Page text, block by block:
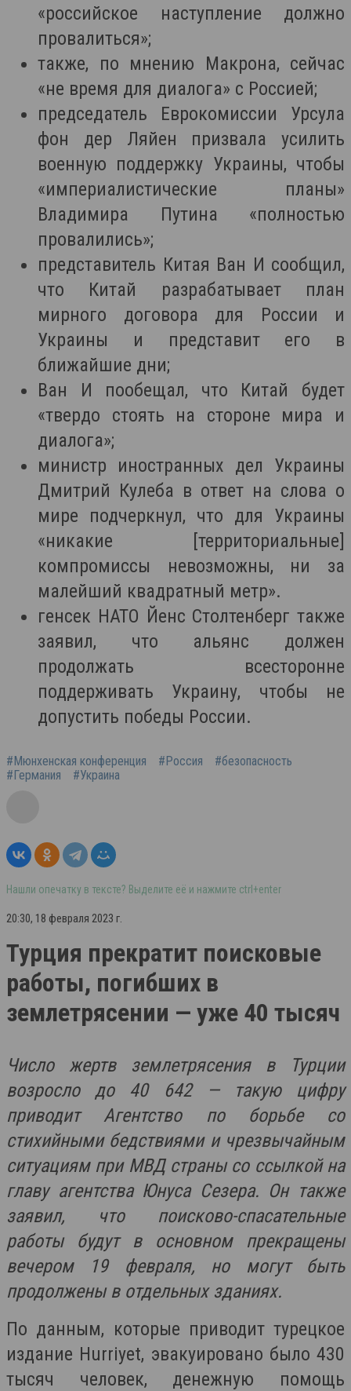
«российское наступление должно
провалиться»;
также, по мнению Макрона, сейчас
«не время для диалога» с Россией;
председатель Еврокомиссии Урсула
фон дер Ляйен призвала усилить
военную поддержку Украины, чтобы
«империалистические планы»
Владимира Путина «полностью
провалились»;
представитель Китая Ван И сообщил,
что Китай разрабатывает план
мирного договора для России и
Украины и представит его в
ближайшие дни;
Ван И пообещал, что Китай будет
«твердо стоять на стороне мира и
диалога»;
министр иностранных дел Украины
Дмитрий Кулеба в ответ на слова о
мире подчеркнул, что для Украины
«никакие [территориальные]
компромиссы невозможны, ни за
малейший квадратный метр».
генсек НАТО Йенс Столтенберг также
заявил, что альянс должен
продолжать всесторонне
поддерживать Украину, чтобы не
допустить победы России.
#Мюнхенская конференция #Россия
#безопасность
#Германия
#Украина
Нашли опечатку в тексте? Выделите её и нажмите ctrl+enter
20:30, 18 февраля 2023 г.
Турция прекратит поисковые
работы, погибших в
землетрясении — уже 40 тысяч
Число жертв землетрясения в Турции
возросло до 40 642 — такую цифру
приводит Агентство по борьбе со
стихийными бедствиями и чрезвычайным
ситуациям при МВД страны со ссылкой на
главу агентства Юнуса Сезера. Он также
заявил, что поисково-спасательные
работы будут в основном прекращены
вечером 19 февраля, но могут быть
продолжены в отдельных зданиях.
По данным, которые приводит турецкое
издание Hurriyet, эвакуировано было 430
тысяч человек, денежную помощь